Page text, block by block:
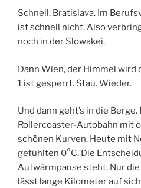
Schnell. Bratislava. Im
ist schnell nicht. Also
noch in der Slowakei.
Dann Wien, der Himmel wird
1 ist gesperrt. Stau. Wieder.
Und dann geht’s in die
Rollercoaster-Autobahn mit
schönen Kurven. Heute mit
gefühlten 0°C. Die
Aufwärmpause steht. Nur
lässt lange Kilometer auf